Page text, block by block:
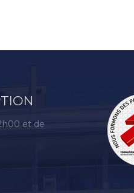
et de